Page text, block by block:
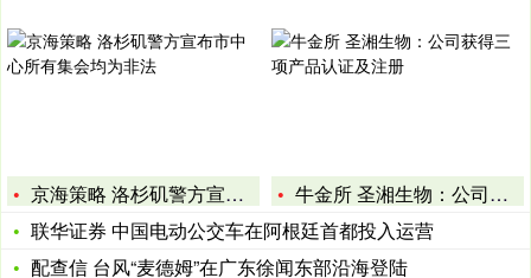
京海策略 洛杉矶警方宣布市中心所有集会均为非法
牛金所 圣湘生物：公司获得三项产品认证及注册
联华证券 中国电动公交车在阿根廷首都投入运营
配查信 台风“麦德姆”在广东徐闻东部沿海登陆